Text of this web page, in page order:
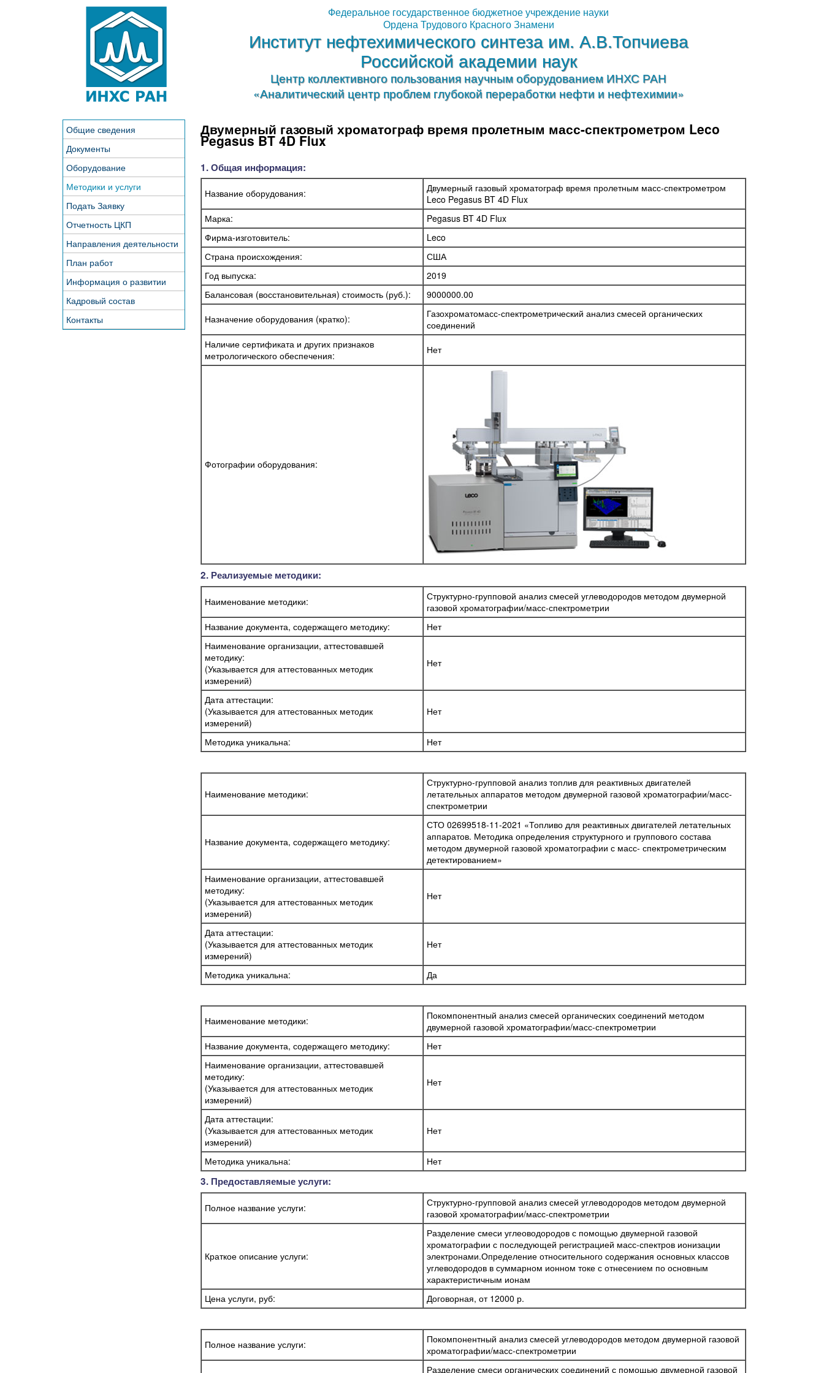
Федеральное государственное бюджетное учреждение науки
Ордена Трудового Красного Знамени
Институт нефтехимического синтеза им. А.В.Топчиева
Российской академии наук
Центр коллективного пользования научным оборудованием ИНХС РАН
«Аналитический центр проблем глубокой переработки нефти и нефтехимии»
Общие сведения
Документы
Оборудование
Методики и услуги
Подать Заявку
Отчетность ЦКП
Направления деятельности
План работ
Информация о развитии
Кадровый состав
Контакты
Двумерный газовый хроматограф время пролетным масс-спектрометром Leco
Pegasus BT 4D Flux
1. Общая информация:
Название оборудования:
Двумерный газовый хроматограф время пролетным масс-спектрометром
Leco Pegasus BT 4D Flux
Марка:
Pegasus BT 4D Flux
Фирма-изготовитель:
Leco
Страна происхождения:
США
Год выпуска:
2019
Балансовая (восстановительная) стоимость (руб.):
9000000.00
Назначение оборудования (кратко):
Газохроматомасс-спектрометрический анализ смесей органических
соединений
Наличие сертификата и других признаков
метрологического обеспечения:
Нет
Фотографии оборудования:
2. Реализуемые методики:
Наименование методики:
Структурно-групповой анализ смесей углеводородов методом двумерной
газовой хроматографии/масс-спектрометрии
Название документа, содержащего методику:
Нет
Наименование организации, аттестовавшей
методику:
(Указывается для аттестованных методик
измерений)
Нет
Дата аттестации:
(Указывается для аттестованных методик
измерений)
Нет
Методика уникальна: Нет
Наименование методики:
Структурно-групповой анализ топлив для реактивных двигателей
летательных аппаратов методом двумерной газовой хроматографии/масс-
спектрометрии
Название документа, содержащего методику:
СТО 02699518-11-2021 «Топливо для реактивных двигателей летательных
аппаратов. Методика определения структурного и группового состава
методом двумерной газовой хроматографии с масс- спектрометрическим
детектированием»
Наименование организации, аттестовавшей
методику:
(Указывается для аттестованных методик
измерений)
Нет
Дата аттестации:
(Указывается для аттестованных методик
измерений)
Нет
Методика уникальна: Да
Наименование методики:
Покомпонентный анализ смесей органических соединений методом
двумерной газовой хроматографии/масс-спектрометрии
Название документа, содержащего методику:
Нет
Наименование организации, аттестовавшей
методику:
(Указывается для аттестованных методик
измерений)
Нет
Дата аттестации:
(Указывается для аттестованных методик
измерений)
Нет
Методика уникальна: Нет
3. Предоставляемые услуги:
Полное название услуги:
Структурно-групповой анализ смесей углеводородов методом двумерной
газовой хроматографии/масс-спектрометрии
Краткое описание услуги:
Разделение смеси углеоводородов с помощью двумерной газовой
хроматографии с последующей регистрацией масс-спектров ионизации
электронами.Определение относительного содержания основных классов
углеводородов в суммарном ионном токе с отнесением по основным
характеристичным ионам
Цена услуги, руб:
Договорная, от 12000 р.
Полное название услуги:
Покомпонентный анализ смесей углеводородов методом двумерной газовой
хроматографии/масс-спектрометрии
Разделение смеси органических соединений с помощью двумерной газовой